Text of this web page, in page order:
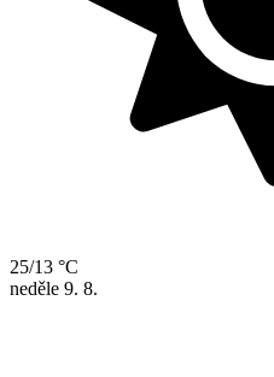
25/13 °C
neděle 9. 8.